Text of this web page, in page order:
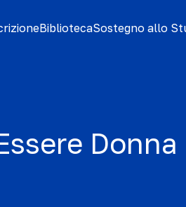
BibliotecaSostegno allo
Donna